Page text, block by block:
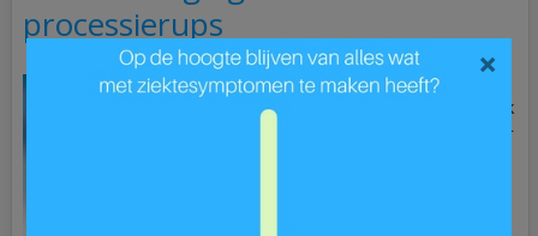
processierups
De zomer is in volle gang
en dat betekent helaas ook
dat de processierups weer
×